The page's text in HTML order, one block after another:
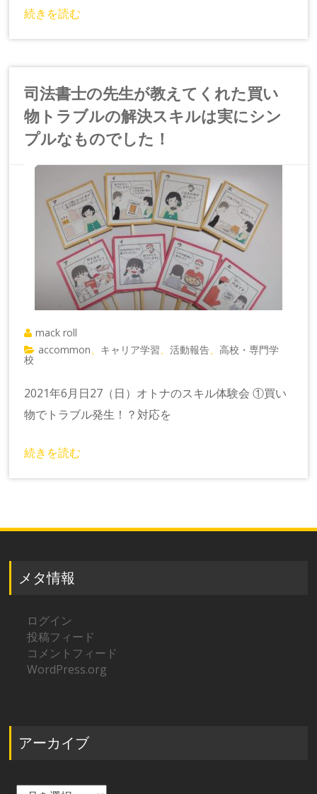
続きを読む
司法書士の先生が教えてくれた買い
物トラブルの解決スキルは実にシン
プルなものでした！
mack roll
accommon
キャリア学習 、活動報告 、高校・専門学
校
2021年6月日27（日）オトナのスキル体験会 ①買い
物でトラブル発生！？対応を
続きを読む
メタ情報
ログイン
投稿フィード
コメントフィード
WordPress.org
アーカイブ
ア